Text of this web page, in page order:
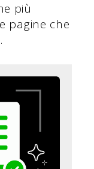
più
pagine che